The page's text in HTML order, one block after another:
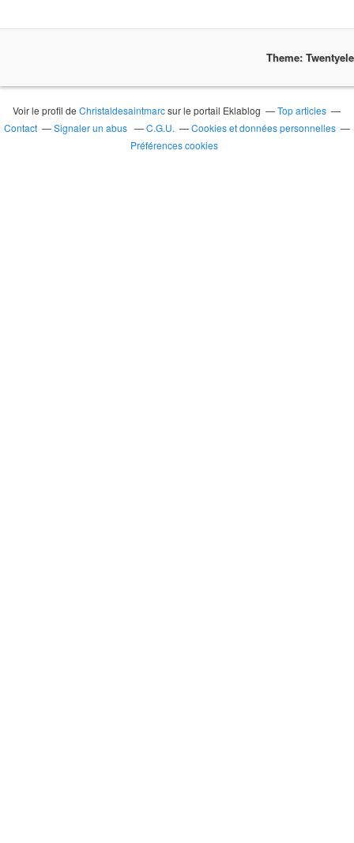
Theme:
Voir le profil deChristaldesaintmarcsur le portail Eklablog
Top articles
Contact
Signaler un abus C.G.U.
Cookies et données personnelles
Préférences cookies